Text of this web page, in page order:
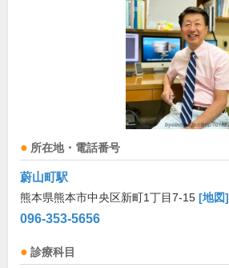
所在地・電話番号
蔚山町駅
熊本県熊本市中央区新町1丁目7-15 [地図]
096-353-5656
診療科目